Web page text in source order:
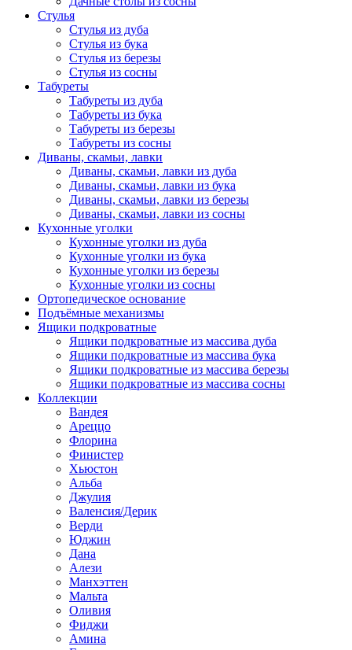
Стулья
Стулья из дуба
Стулья из бука
Стулья из березы
Стулья из сосны
Табуреты
Табуреты из дуба
Табуреты из бука
Табуреты из березы
Табуреты из сосны
Диваны, скамьи, лавки
Диваны, скамьи, лавки из дуба
Диваны, скамьи, лавки из бука
Диваны, скамьи, лавки из березы
Диваны, скамьи, лавки из сосны
Кухонные уголки
Кухонные уголки из дуба
Кухонные уголки из бука
Кухонные уголки из березы
Кухонные уголки из сосны
Ортопедическое основание
Подъёмные механизмы
Ящики подкроватные
Ящики подкроватные из массива дуба
Ящики подкроватные из массива бука
Ящики подкроватные из массива березы
Ящики подкроватные из массива сосны
Коллекции
Вандея
Ареццо
Флорина
Финистер
Хьюстон
Альба
Джулия
Валенсия/Дерик
Верди
Юджин
Дана
Алези
Манхэттен
Мальта
Оливия
Фиджи
Амина